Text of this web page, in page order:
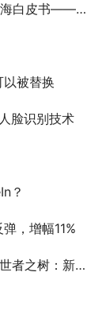
全球买量指南》
被替换
脸识别技术
？
，增幅11%
款4X策略新游表现亮眼